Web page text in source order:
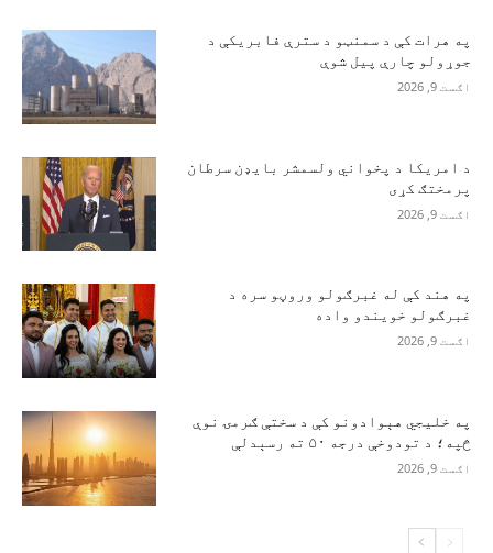
په هرات کې د سمنټو د سترې فابریکې د
جوړولو چارې پیل شوې
اګست 9, 2026
د امریکا د پخواني ولسمشر بایډن سرطان
پرمختګ کړی
اګست 9, 2026
په هند کې له غبرګولو وروڼو سره د
غبرګولو خویندو واده
اګست 9, 2026
په خلیجي هېوادونو کې د سختې ګرمۍ نوې
څپه؛ د تودوخې درجه ۵۰ ته رسېدلې
اګست 9, 2026